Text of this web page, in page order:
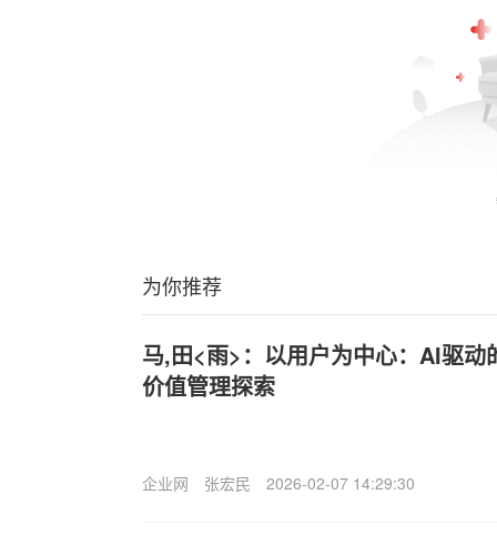
为你推荐
马,田<雨>：以用户为中心：AI驱动
价值管理探索
企业网 张宏民 2026-02-07 14:29:30